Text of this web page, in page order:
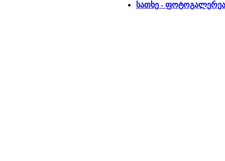
სათხე - ფოტოგალერეა